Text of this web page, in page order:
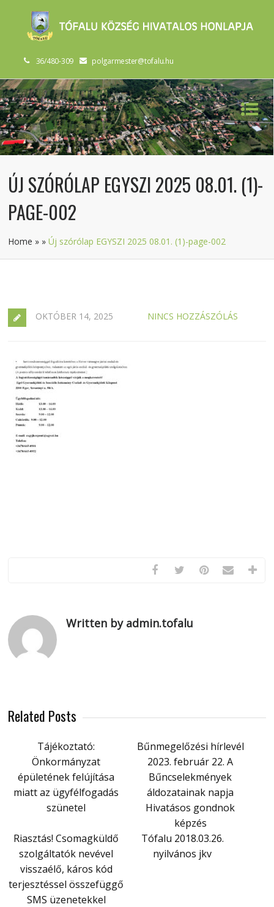
36/480-309 polgarmester@tofalu.hu
ÚJ SZÓRÓLAP EGYSZI 2025 08.01. (1)-
PAGE-002
Home » »Új szórólap EGYSZI 2025 08.01. (1)-page-002
OKTÓBER 14, 2025 NINCS HOZZÁSZÓLÁS
Written by admin.tofalu
Related Posts
Tájékoztató:
Önkormányzat
épületének felújítása
miatt az ügyfélfogadás
szünetel
Bűnmegelőzési hírlevél
2023. február 22. A
Bűncselekmények
áldozatainak napja
Hivatásos gondnok
képzés
Riasztás! Csomagküldő
szolgáltatók nevével
visszaélő, káros kód
terjesztéssel összefüggő
SMS üzenetekkel
Tófalu 2018.03.26.
nyilvános jkv